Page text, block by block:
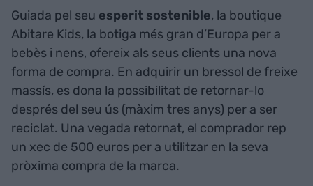
Guiada pel seu esperit sostenible, la boutique
Abitare Kids, la botiga més gran d’Europa per a
bebès i nens, ofereix als seus clients una nova
forma de compra. En adquirir un bressol de freixe
massís, es dona la possibilitat de retornar-lo
després del seu ús (màxim tres anys) per a ser
reciclat. Una vegada retornat, el comprador rep
un xec de 500 euros per a utilitzar en la seva
pròxima compra de la marca.